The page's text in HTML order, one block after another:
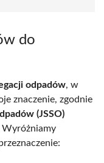
do
odpadów, w
znaczenie, zgodnie
(JSSO)